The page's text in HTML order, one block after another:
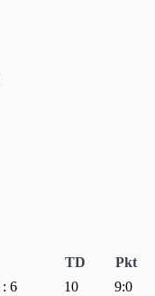
TD
Pkt
: 6 10
9:0